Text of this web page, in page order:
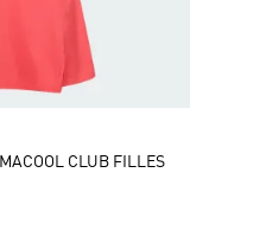
CLUB FILLES